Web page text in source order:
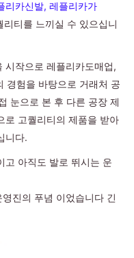
리카신발, 레플리카가
티를 느끼실 수 있으십니
시작으로 레플리카도매업,
경험을 바탕으로 거래처 공
눈으로 본 후 다른 공장 제
로 고퀄리티의 제품을 받아
니다.
고 아직도 발로 뛰시는 운
진의 푸념 이었습니다 긴